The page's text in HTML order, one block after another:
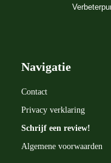
Navigatie
Contact
Privacy verklaring
Schrijf een review!
Algemene voorwaarden